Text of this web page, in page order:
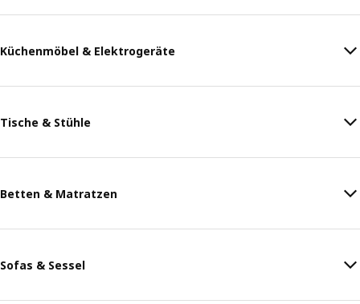
Küchenmöbel & Elektrogeräte
Tische & Stühle
Betten & Matratzen
Sofas & Sessel